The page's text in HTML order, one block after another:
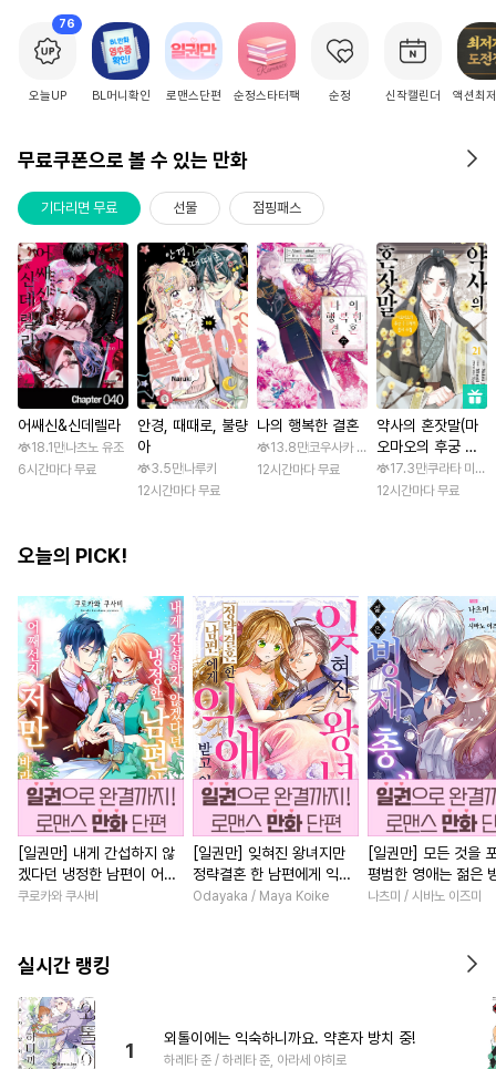
76
오늘UP BL머니확인 로맨스단편 순정스타터팩 순정 신작캘린더 액션최
무료쿠폰으로 볼 수 있는 만화
기다리면 무료 선물 점핑패스
어쌔신&신데렐라
18.1만나츠노 유조
6시간마다 무료
안경, 때때로, 불량
아
3.5만나루키
12시간마다 무료
나의 행복한 결혼
13.8만코우사카 리토 / 아기토기 아쿠미
12시간마다 무료
약사의 혼잣말(마
오마오의 후궁 수
수께끼 풀이수첩)
17.3만쿠라타 미노
12시간마다 무료
오늘의 PICK!
[일권만] 내게 간섭하지 않
겠다던 냉정한 남편이 어째
선지 저만 바라봅니다 [단행
쿠로카와 쿠사비
[일권만] 잊혀진 왕녀지만
정략결혼 한 남편에게 익애
받고 있습니다 [단행본]
Odayaka / Maya Koike
[일권만] 모든 것을
평범한 영애는 젊은
총애를 받는다 [단행
나츠미 / 시바노 이즈미
실시간 랭킹
1
외톨이에는 익숙하니까요. 약혼자 방치 중!
하레타 준 / 하레타 준, 아라세 야히로